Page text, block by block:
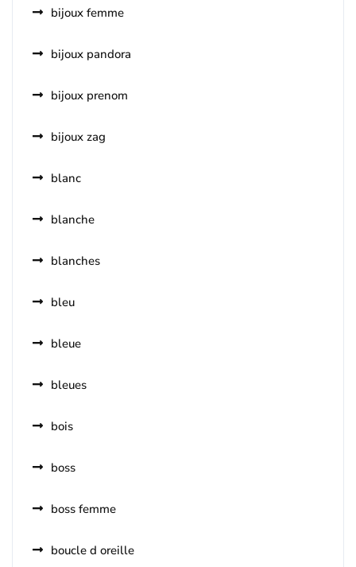
bijoux femme
bijoux pandora
bijoux prenom
bijoux zag
blanc
blanche
blanches
bleu
bleue
bleues
bois
boss
boss femme
boucle d oreille